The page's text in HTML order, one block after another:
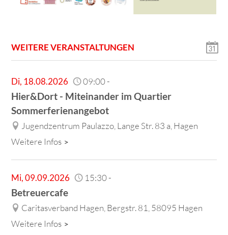
WEITERE VERANSTALTUNGEN
Di, 18.08.2026 09:00-
Hier&Dort - Miteinander im Quartier
Sommerferienangebot
Jugendzentrum Paulazzo, Lange Str. 83 a, Hagen
Weitere Infos
Mi,09.09.2026 15:30-
Betreuercafe
Caritasverband Hagen, Bergstr. 81, 58095 Hagen
Weitere Infos